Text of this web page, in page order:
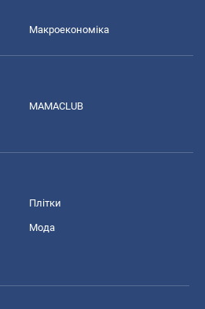
Макроекономіка
MAMACLUB
Плітки
Мода